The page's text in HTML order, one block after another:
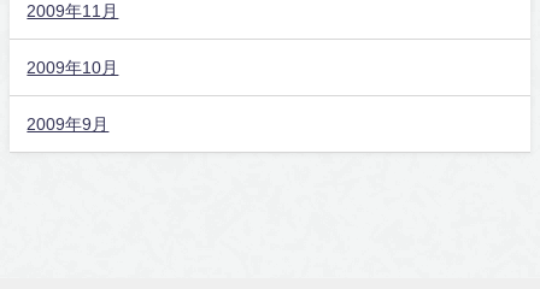
2009年11月
2009年10月
2009年9月